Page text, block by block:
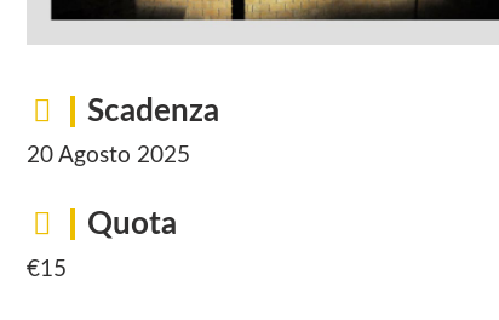
Scadenza
20 Agosto 2025
Quota
€15